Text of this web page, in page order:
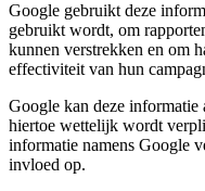
Google gebruikt deze
gebruikt wordt, om
kunnen verstrekken en om
effectiviteit van hun
Google kan deze informatie
hiertoe wettelijk wordt
informatie namens Google
invloed op.